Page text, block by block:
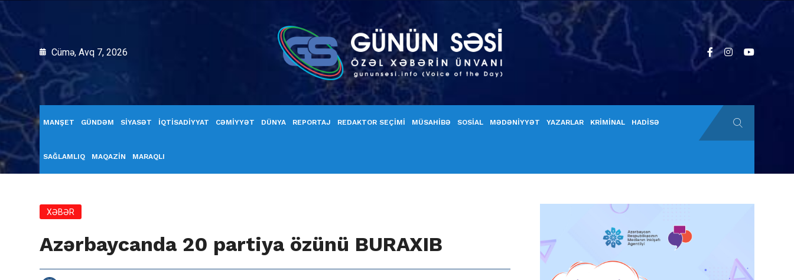
Cümə, Avq 7, 2026
MANŞET GÜNDƏM SİYASƏT İQTİSADİYYAT CƏMİYYƏT DÜNYA REPORTAJ REDAKTOR SEÇİMİ MÜSAHİBƏ SOSİAL MƏDƏNİYYƏT YAZARLAR KRİMİNAL HADİSƏ
SAĞLAMLIQ MAQAZİN MARAQLI
XƏBƏR
Azərbaycanda 20 partiya özünü BURAXIB